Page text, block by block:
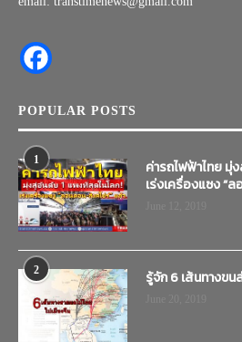
POPULAR POSTS
1
ค่ารถไฟฟ้าไทย มุ่
เร่งเครื่องแซง “
2 รู้จัก 6 เส้นทางข